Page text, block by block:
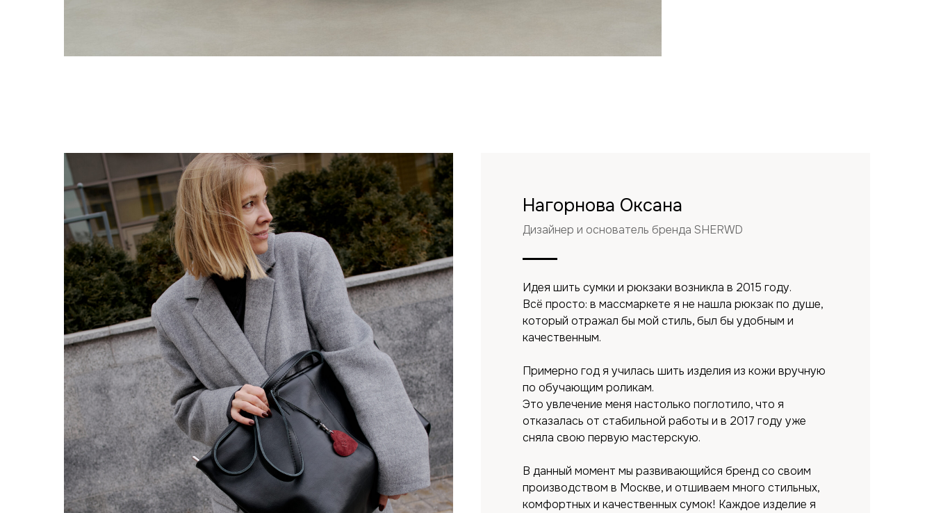
Нагорнова Оксана
Дизайнер и основатель бренда SHERWD
Идея шить сумки и рюкзаки возникла в 2015 году.
Всё просто: в массмаркете я не нашла рюкзак по душе,
который отражал бы мой стиль, был бы удобным и
качественным.
Примерно год я училась шить изделия из кожи вручную
по обучающим роликам.
Это увлечение меня настолько поглотило, что я
отказалась от стабильной работы и в 2017 году уже
сняла свою первую мастерскую.
В данный момент мы развивающийся бренд со своим
производством в Москве, и отшиваем много стильных,
комфортных и качественных сумок! Каждое изделие я